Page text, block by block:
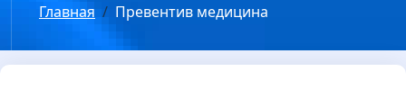
Главная Превентив медицина